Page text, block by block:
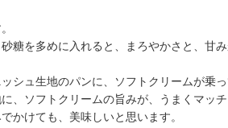
糖を多めに入れると、まろやかさと、甘み
シュ生地のパンに、ソフトクリームが乗っ
、ソフトクリームの旨みが、うまくマッ
かけても、美味しいと思います。